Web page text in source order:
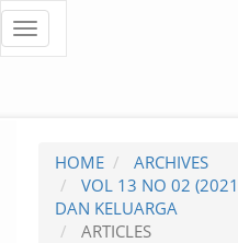
Quick
page
content
Main
Toggle
navigation
HOME
ARCHIVES
VOL 13 NO 02
DAN KELUARGA
ARTICLES